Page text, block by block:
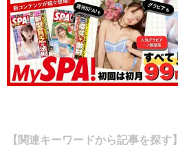
【関連キーワードから記事を探す】